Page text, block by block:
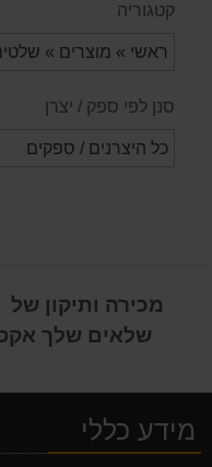
קטגוריה
סנן לפי ספק / יצרן
שלאים שלך אקס
מידע כללי